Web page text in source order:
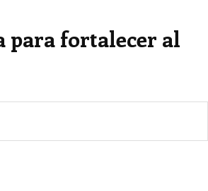
para fortalecer al